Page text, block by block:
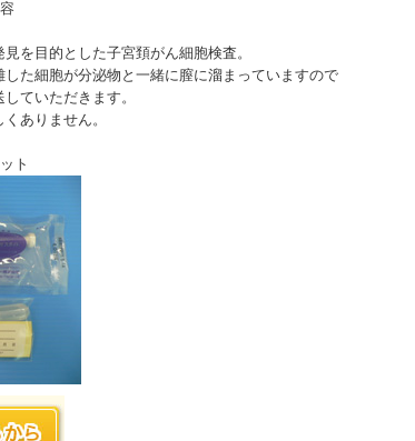
を目的とした子宮頚がん細胞検査。
た細胞が分泌物と一緒に膣に溜まっていますので
ていただきます。
ありません。
ト